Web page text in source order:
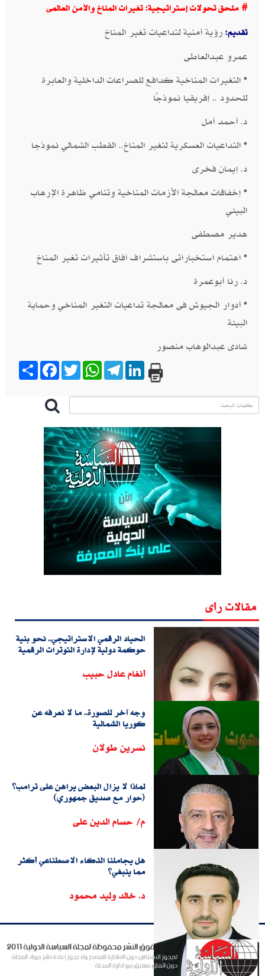
# ملحق تحولات إستراتيجية: تغيرات المناخ والأمن العالمى
تقديم: رؤية أمنية لتداعيات تغير المناخ​
عمرو عبدالعاطى​​
• التغيرات المناخية كدافع للصراعات الداخلية والعابرة
للحدود .. إفريقيا نموذجًا​
د. أحمد أمل
• التداعيات العسكرية لتغير المناخ.. القطب الشمالي نموذجا​
د. إيمان فخرى
• إخفاقات معالجة الأزمات المناخية وتنامي ظاهرة الإرهاب
البيئي​
هدير مصطفى
• اهتمام استخباراتى باستشراف آفاق تأثيرات تغير المناخ​
د. رنا أبوعمرة
• أدوار الجيوش فى معالجة تداعيات التغير المناخي وحماية
البيئة
​شادى عبدالوهاب منصور
Share
FacebookTwitter
WhatsApp
Telegram
LinkedIn
مقالات رأى
الحياد الرقمي الاستراتيجي.. نحو بنية
حوكمة دولية لإدارة التوترات الرقمية
أنغام عادل حبيب
وجه آخر للصورة.. ما لا نعرفه عن
كوريا الشمالية
نسرين طولان
لماذا لا يزال البعض يراهن على ترامب؟
(حوار مع صديق جمهوري)
م/ حسام الدين على
هل يجاملنا الذكاء الاصطناعي أكثر
مما ينبغي؟
د. خالد وليد محمود